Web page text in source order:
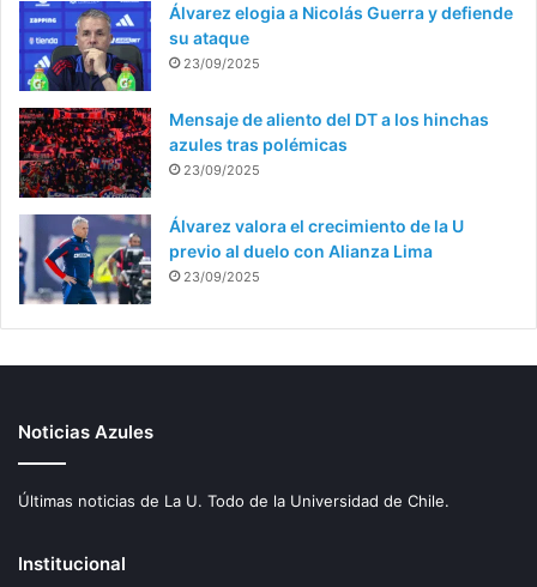
Álvarez elogia a Nicolás Guerra y defiende
su ataque
23/09/2025
Mensaje de aliento del DT a los hinchas
azules tras polémicas
23/09/2025
Álvarez valora el crecimiento de la U
previo al duelo con Alianza Lima
23/09/2025
Noticias Azules
Últimas noticias de La U. Todo de la Universidad de Chile.
Institucional